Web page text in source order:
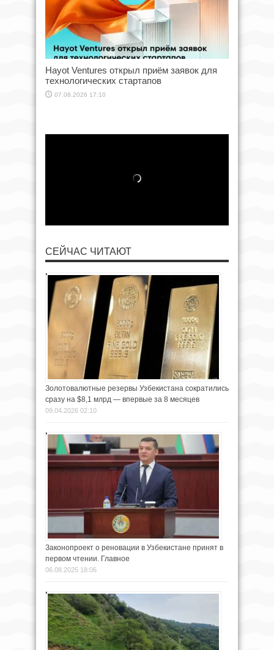
Hayot Ventures открыл приём заявок для
технологических стартапов
07.08.2026 17:10
СЕЙЧАС ЧИТАЮТ
Золотовалютные резервы Узбекистана сократились
сразу на $8,1 млрд — впервые за 8 месяцев
09.04.2026 02:10
Законопроект о реновации в Узбекистане принят в
первом чтении. Главное
06.08.2025 18:06